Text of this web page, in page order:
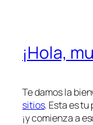
¡Hola,
Te damos la
sitios. Esta es
¡y comienza a